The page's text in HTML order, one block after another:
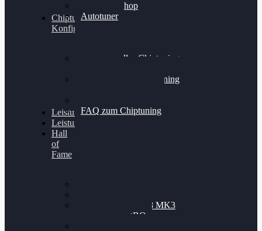
Alientech Shop
Autotuner
Chiptuning
Konfigurator
Professionelles Chiptuning
Professionelles Chiptuning
FAQ zum Chiptuning
Leistungsmessung
Leistungsprüfstand
Hall
of
Fame
Nissan GT-R35 3.8 MK3
V6 TWINTURBO